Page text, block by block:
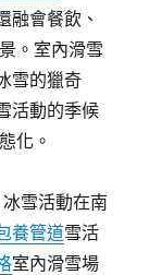
融會餐飲、
。室內滑雪
雪的獵奇
活動的季候
化。
雪活動在南
養管道雪活
室內滑雪場